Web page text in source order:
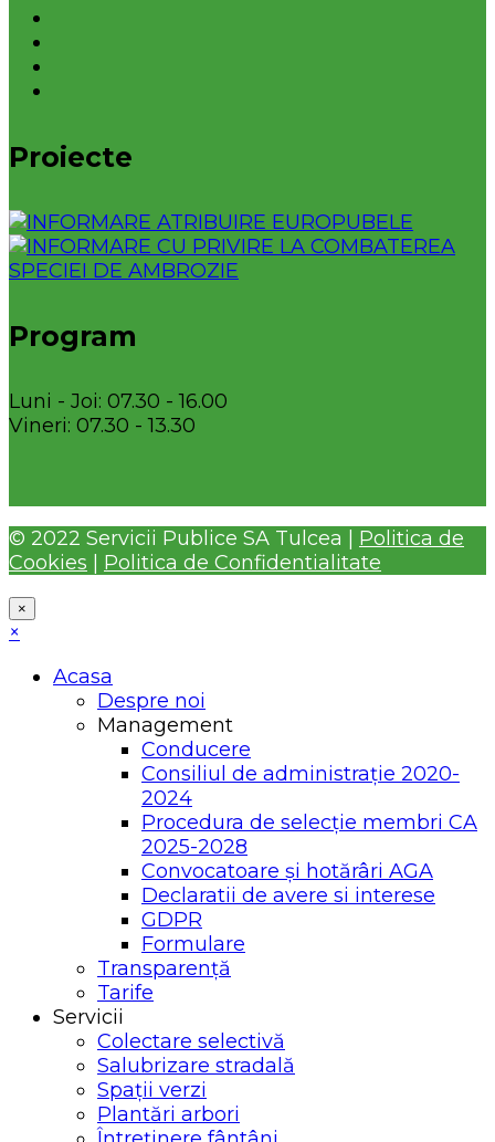
Proiecte
Program
Luni - Joi: 07.30 - 16.00
Vineri: 07.30 - 13.30
© 2022 Servicii Publice SA Tulcea | Politica de
Cookies
Politica de Confidentialitate
×
×
Acasa
Despre noi
Management
Conducere
Consiliul de administrație 2020-
2024
Procedura de selecție membri CA
2025-2028
Convocatoare și hotărâri AGA
Declaratii de avere si interese
GDPR
Formulare
Transparență
Tarife
Servicii
Colectare selectivă
Salubrizare stradală
Spații verzi
Plantări arbori